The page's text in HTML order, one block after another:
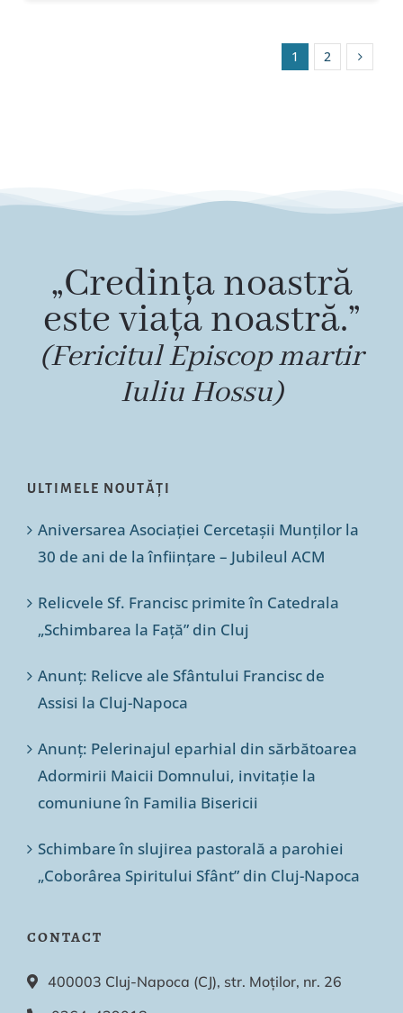
1 2
„Credința noastră
este viața noastră.”
(Fericitul Episcop martir
Iuliu Hossu)
ULTIMELE NOUTĂȚI
Aniversarea Asociației Cercetașii Munților la
30 de ani de la înființare – Jubileul ACM
Relicvele Sf. Francisc primite în Catedrala
„Schimbarea la Față” din Cluj
Anunț: Relicve ale Sfântului Francisc de
Assisi la Cluj-Napoca
Anunț: Pelerinajul eparhial din sărbătoarea
Adormirii Maicii Domnului, invitație la
comuniune în Familia Bisericii
Schimbare în slujirea pastorală a parohiei
„Coborârea Spiritului Sfânt” din Cluj-Napoca
CONTACT
400003 Cluj-Napoca (CJ), str. Moților, nr. 26